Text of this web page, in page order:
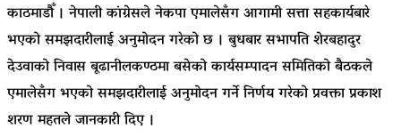
काठमाडौँ । नेपाली कांग्रेसले नेकपा एमालेसँग आगामी सत्ता सहकार्यबारे
भएको समझदारीलाई अनुमोदन गरेको छ । बुधबार सभापति शेरबहादुर
देउवाको निवास बूढानीलकण्ठमा बसेको कार्यसम्पादन समितिको बैठकले
एमालेसँग भएको समझदारीलाई अनुमोदन गर्ने निर्णय गरेको प्रवक्ता प्रकाश
शरण महतले जानकारी दिए ।